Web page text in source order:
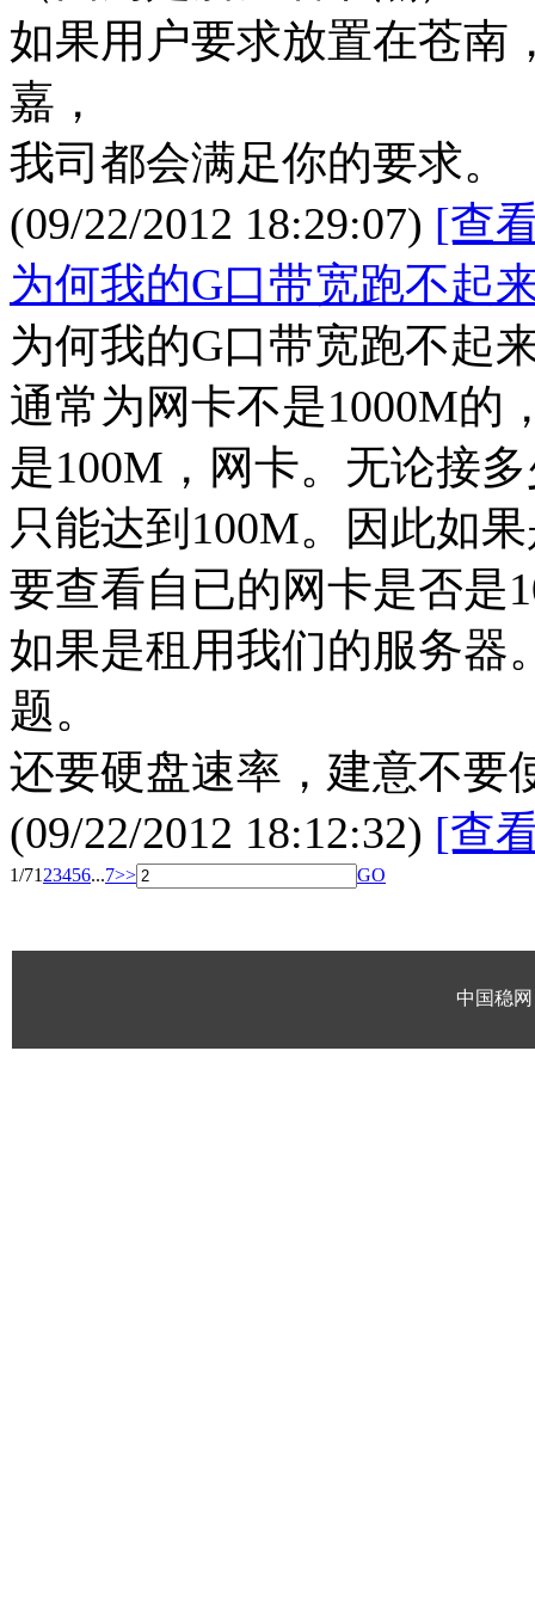
如果用户要求放置在苍南
嘉，
我司都会满足你的要求。
(09/22/2012 18:29:07) [查
为何我的G口带宽跑不起
为何我的G口带宽跑不起
通常为网卡不是1000M的
是100M，网卡。无论接
只能达到100M。因此如
要查看自已的网卡是否是
如果是租用我们的服务器
题。
还要硬盘速率，建意不要
(09/22/2012 18:12:32) [查
1/71 23456...7>> GO
中国稳网